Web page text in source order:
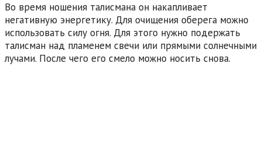
Во время ношения талисмана он накапливает
негативную энергетику. Для очищения оберега можно
использовать силу огня. Для этого нужно подержать
талисман над пламенем свечи или прямыми солнечными
лучами. После чего его смело можно носить снова.